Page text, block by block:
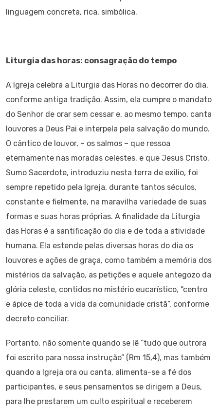
linguagem concreta, rica, simbólica.
Liturgia das horas: consagração do tempo
A Igreja celebra a Liturgia das Horas no decorrer do dia,
conforme antiga tradição. Assim, ela cumpre o mandato
do Senhor de orar sem cessar e, ao mesmo tempo, canta
louvores a Deus Pai e interpela pela salvação do mundo.
O cântico de louvor, – os salmos – que ressoa
eternamente nas moradas celestes, e que Jesus Cristo,
Sumo Sacerdote, introduziu nesta terra de exilio, foi
sempre repetido pela Igreja, durante tantos séculos,
constante e fielmente, na maravilha variedade de suas
formas e suas horas próprias. A finalidade da Liturgia
das Horas é a santificação do dia e de toda a atividade
humana. Ela estende pelas diversas horas do dia os
louvores e ações de graça, como também a memória dos
mistérios da salvação, as petições e aquele antegozo da
glória celeste, contidos no mistério eucarístico, “centro
e ápice de toda a vida da comunidade cristã”, conforme
decreto conciliar.
Portanto, não somente quando se lê “tudo que outrora
foi escrito para nossa instrução” (Rm 15,4), mas também
quando a Igreja ora ou canta, alimenta-se a fé dos
participantes, e seus pensamentos se dirigem a Deus,
para lhe prestarem um culto espiritual e receberem